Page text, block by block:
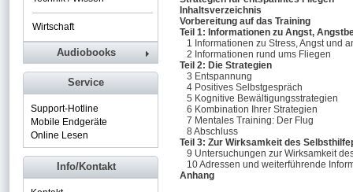
Inhaltsverzeichnis
Vorbereitung auf das Training
Teil 1: Informationen zu Angst,
1 Informationen zu Stress, Angst und
2 Informationen rund ums Fliegen
Teil 2: Die Strategien
3 Entspannung
4 Positives Selbstgespräch
5 Kognitive Bewältigungsstrategien
6 Kombination Ihrer Strategien
7 Mentales Training: Der Flug
8 Abschluss
Teil 3: Zur Wirksamkeit des
9 Untersuchungen zur Wirksamkeit
10 Adressen und weiterführende
Anhang
Wirtschaft
Audiobooks
Service
Support-Hotline
Mobile Endgeräte
Online Lesen
Info/Kontakt